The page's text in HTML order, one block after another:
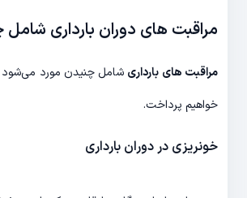
مراقبت های دوران بارداری
مراقبت های بارداری شامل چنیدن مورد می‌شود
خواهیم پرداخت.
خونریزی در دوران بارداری